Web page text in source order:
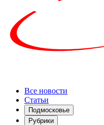
Все новости
Статьи
Подмосковье
Рубрики